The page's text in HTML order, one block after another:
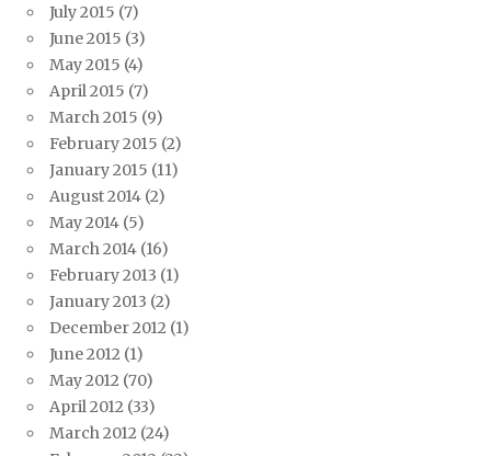
July 2015 (7)
June 2015 (3)
May 2015 (4)
April 2015 (7)
March 2015 (9)
February 2015 (2)
January 2015 (11)
August 2014 (2)
May 2014 (5)
March 2014 (16)
February 2013 (1)
January 2013 (2)
December 2012 (1)
June 2012 (1)
May 2012 (70)
April 2012 (33)
March 2012 (24)